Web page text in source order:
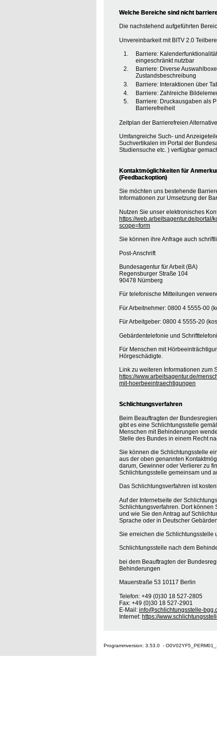
Welche Bereiche sind nicht
Die nachstehend aufgeführten
Unvereinbarkeit mit BITV 2.0
Barriere:
eingeschränkt nutzbar
Barriere: Diverse
Zustandsbeschreibung
Barriere: Interaktionen über
Barriere: Zahlreiche
Barriere: Druckausgaben als
Barrierefreiheit
Zeitplan der Barrierefreien
Umfangreiche Such- und
Suchvertikalen im Portal der
Studiensuche etc. ) verfügbar
Kontaktmöglichkeiten für
(Feedbackoption)
Sie möchten uns bestehende
Informationen zur Umsetzung der
Nutzen Sie unser elektronisches
https://web.arbeitsagentur.de/portal/
scope=form
Sie können ihre Anfrage auch
Post-Anschrift
Bundesagentur für Arbeit (BA)
Regensburger Straße 104
90478 Nürnberg
Für telefonische Mitteilungen
Für Arbeitnehmer: 0800 4 5555-00
Für Arbeitgeber: 0800 4 5555-20
Gebärdentelefonie und
Für Menschen mit
Hörgeschädigte.
Link zu weiteren Informationen zum
https://www.arbeitsagentur.de/
mit-hoerbeeintraechtigungen
Schlichtungsverfahren
Beim Beauftragten der
gibt es eine Schlichtungsstelle
Menschen mit Behinderungen
Stelle des Bundes in einem Recht
Sie können die Schlichtungsstelle
aus der oben genannten
darum, Gewinner oder Verlierer zu
Schlichtungsstelle gemeinsam und
Das Schlichtungsverfahren ist
Auf der Internetseite der
Schlichtungsverfahren. Dort können
und wie Sie den Antrag auf
Sprache oder in Deutscher
Sie erreichen die Schlichtungsstelle
Schlichtungsstelle nach dem
bei dem Beauftragten der
Behinderungen
Mauerstraße 53 10117 Berlin
Telefon: +49 (0)30 18 527-2805
Fax: +49 (0)30 18 527-2901
E-Mail: info@schlichtungsstelle-
Internet: https://
Programmversion: 3.53.0 -